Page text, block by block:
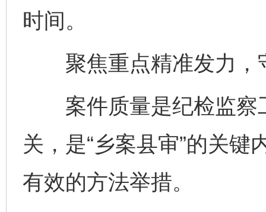
时间。
聚焦重点精准发力，
案件质量是纪检监察
关，是“乡案县审”的关
有效的方法举措。